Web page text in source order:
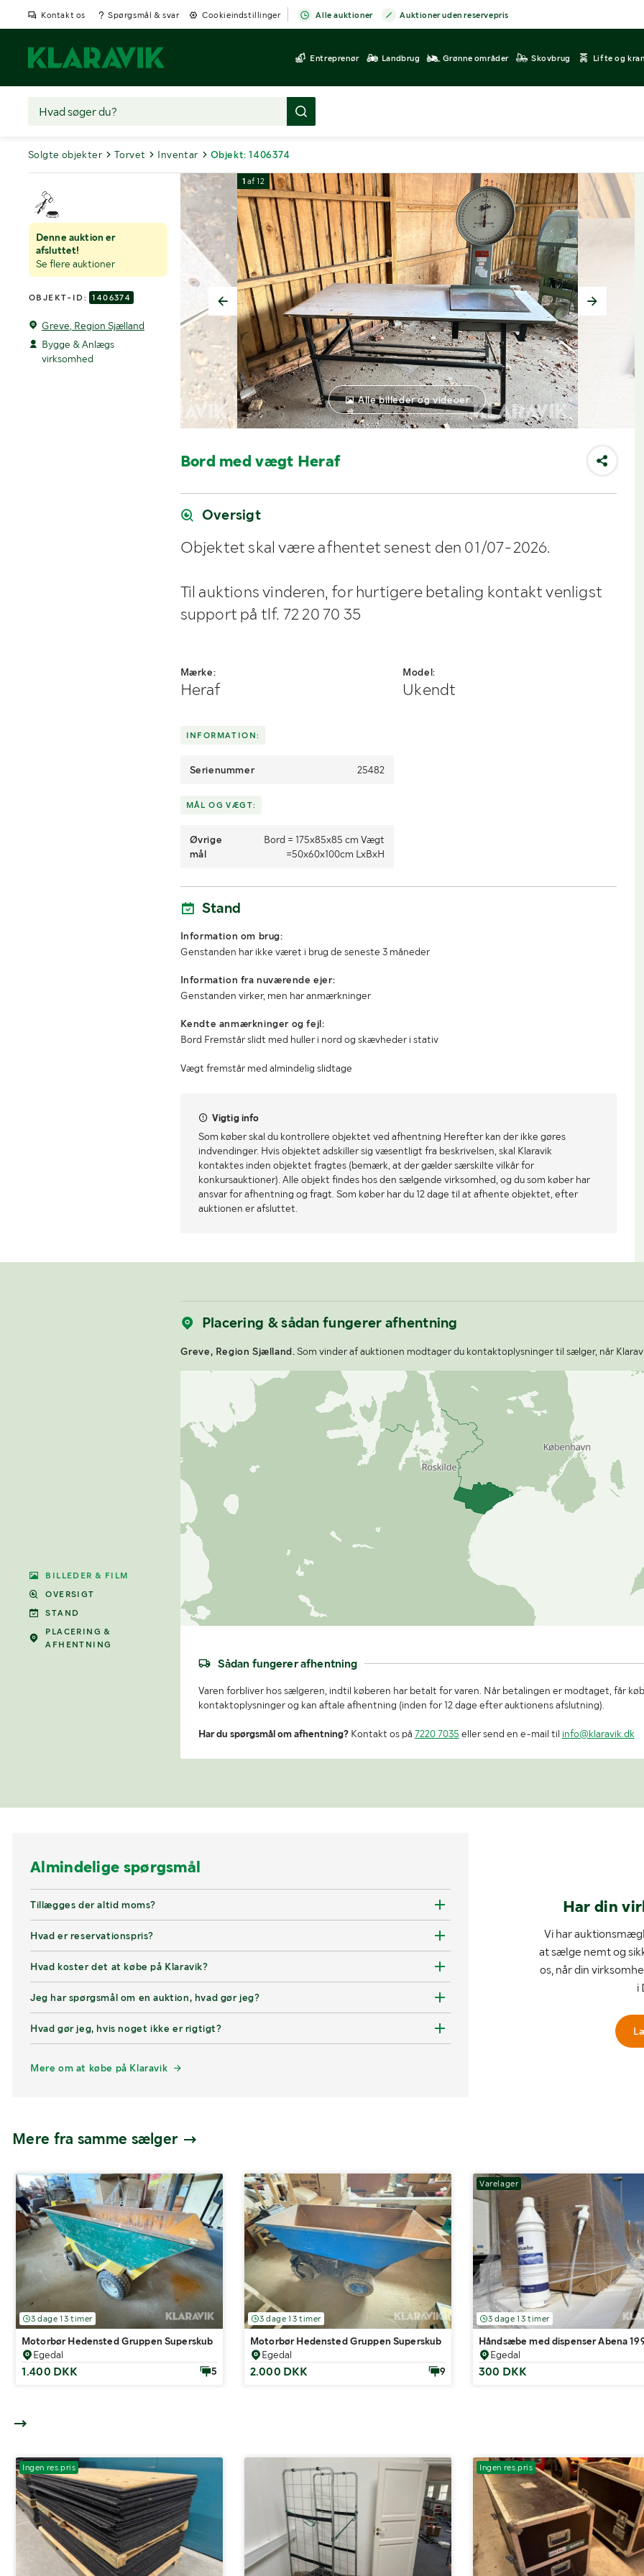
Kontakt os Spørgsmål & svar Cookieindstillinger Alle auktioner Auktioner uden reservepris
Entreprenør Landbrug Grønne områder Skovbrug Lifte og
Solgte objekter Torvet Inventar Objekt: 1406374
Denne auktion er
afsluttet!
Se flere auktioner
OBJEKT-ID: 1406374
Greve, Region Sjælland
Bygge & Anlægs
virksomhed
BILLEDER & FILM
OVERSIGT
STAND
PLACERING &
AFHENTNING
1 af12
Alle billeder og videoer
Bord med vægt Heraf
Oversigt
Objektet skal være afhentet senest den 01/07-2026.
Til auktions vinderen, for hurtigere betaling kontakt venligst
support på tlf. 72 20 70 35
Mærke:
Heraf
Model:
Ukendt
INFORMATION:
Serienummer 25482
MÅL OG VÆGT:
Øvrige
mål
Bord = 175x85x85 cm Vægt
=50x60x100cm LxBxH
Stand
Information om brug:
Genstanden har ikke været i brug de seneste 3 måneder
Information fra nuværende ejer:
Genstanden virker, men har anmærkninger
Kendte anmærkninger og fejl:
Bord Fremstår slidt med huller i nord og skævheder i stativ
Vægt fremstår med almindelig slidtage
Vigtig info
Som køber skal du kontrollere objektet ved afhentning Herefter kan der ikke gøres
indvendinger. Hvis objektet adskiller sig væsentligt fra beskrivelsen, skal Klaravik
kontaktes inden objektet fragtes (bemærk, at der gælder særskilte vilkår for
konkursauktioner). Alle objekt findes hos den sælgende virksomhed, og du som køber har
ansvar for afhentning og fragt. Som køber har du 12 dage til at afhente objektet, efter
auktionen er afsluttet.
Placering & sådan fungerer afhentning
Greve, Region Sjælland.Som vinder af auktionen modtager du kontaktoplysninger til sælger, når
Sådan fungerer afhentning
Varen forbliver hos sælgeren, indtil køberen har betalt for varen. Når betalingen er modtaget, får
kontaktoplysninger og kan aftale afhentning (inden for 12 dage efter auktionens afslutning).
Har du spørgsmål om afhentning?Kontakt os på 7220 7035 eller send en e-mail til info@klaravik.dk
Almindelige spørgsmål
Tillægges der altid moms?
Hvad er reservationspris?
Hvad koster det at købe på Klaravik?
Jeg har spørgsmål om en auktion, hvad gør jeg?
Hvad gør jeg, hvis noget ikke er rigtigt?
Mere om at købe på Klaravik
Har din
Vi har
at sælge nemt og
os, når din
i
Mere fra samme sælger
3 dage 13 timer
Motorbør Hedensted Gruppen Superskub
Egedal
1.400 DKK 5
3 dage 13 timer
Motorbør Hedensted Gruppen Superskub
Egedal
2.000 DKK 9
Varelager
3 dage 13 timer
Håndsæbe med dispenser Abena
Egedal
300 DKK
Ingen res.pris Ingen res.pris